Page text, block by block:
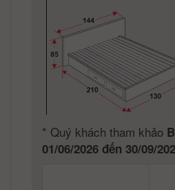
* Quý khách tham khảo
01/06/2026 đến 30/09/